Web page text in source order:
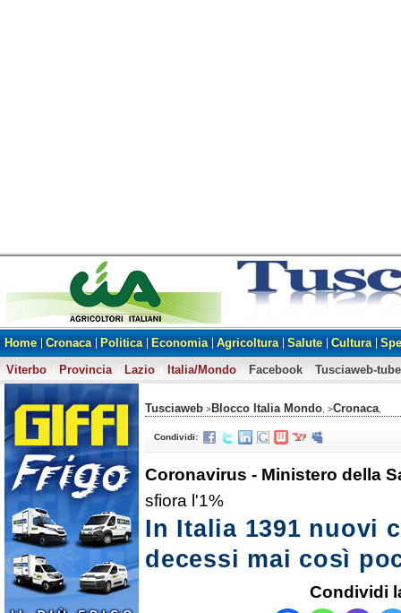
Home Cronaca Politica Economia Agricoltura Salute Cultura
Viterbo
Provincia Lazio Italia/Mondo Facebook Tusciaweb-tube
Tusciaweb >Blocco Italia Mondo , >Cronaca
Condividi:
Coronavirus - Ministero della
sfiora l'1%
In Italia 1391 nuovi
decessi mai così
Condividi